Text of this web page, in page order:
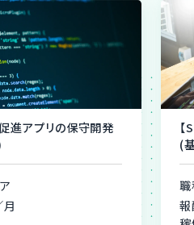
進アプリの保守開発
(
職
報